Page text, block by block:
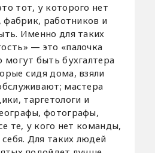
тот, у которого нет
фабрик, работников и
Именно для таких
— это «палочка
могут быть бухгалтера
сидя дома, взяли
мастера
таргетологи и
фотографы,
те, у кого нет команды,
Для таких людей